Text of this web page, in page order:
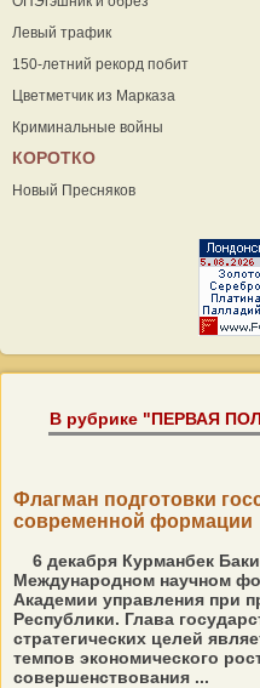
Левый трафик
150-летний рекорд побит
Цветметчик из Марказа
Криминальные войны
КОРОТКО
Новый Пресняков
В рубрике "ПЕРВАЯ
Флагман подготовки
современной формации
6 декабря Курманбек
Международном научном
Академии управления при
Республики. Глава
стратегических целей
темпов экономического
совершенствования ...